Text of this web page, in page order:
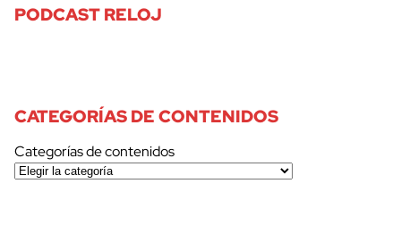
PODCAST RELOJ
CATEGORÍAS DE CONTENIDOS
Categorías de contenidos